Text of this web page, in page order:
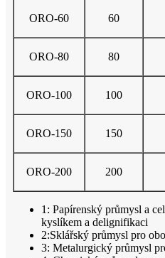
ORO-60 60
ORO-80 80
ORO-100 100
ORO-150 150
ORO-200 200
1: Papírenský průmysl a
kyslíkem a delignifikaci
2:Sklářský průmysl pro
3: Metalurgický průmysl